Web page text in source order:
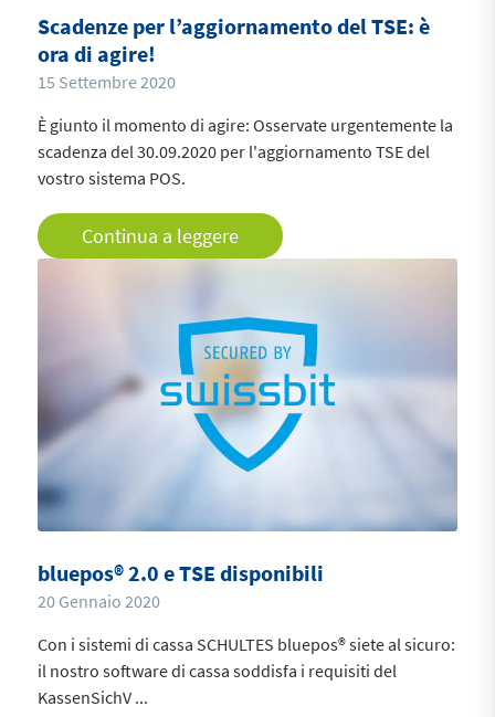
Scadenze per l’aggiornamento del TSE: è
ora di agire!
15 Settembre 2020
È giunto il momento di agire: Osservate urgentemente la
scadenza del 30.09.2020 per l'aggiornamento TSE del
vostro sistema POS.
Continua a leggere
bluepos® 2.0 e TSE disponibili
20 Gennaio 2020
Con i sistemi di cassa SCHULTES bluepos® siete al sicuro:
il nostro software di cassa soddisfa i requisiti del
KassenSichV ...